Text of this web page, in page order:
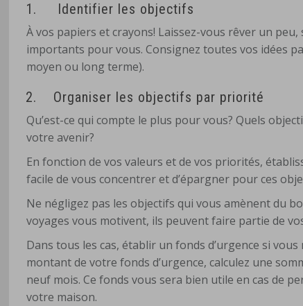
1. Identifier les objectifs
À vos papiers et crayons! Laissez-vous rêver un
importants pour vous. Consignez toutes vos idées
moyen ou long terme).
2. Organiser les objectifs par priorité
Qu’est-ce qui compte le plus pour vous? Quels
votre avenir?
En fonction de vos valeurs et de vos priorités,
facile de vous concentrer et d’épargner pour ces
Ne négligez pas les objectifs qui vous amènent du
voyages vous motivent, ils peuvent faire partie de
Dans tous les cas, établir un fonds d’urgence si
montant de votre fonds d’urgence, calculez une
neuf mois. Ce fonds vous sera bien utile en cas de
votre maison.